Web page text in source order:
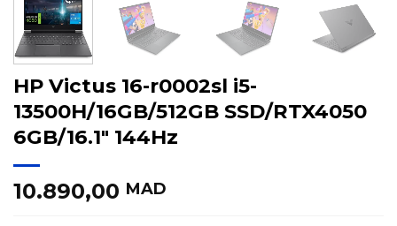
HP Victus 16-r0002sl i5-
13500H/16GB/512GB SSD/RTX4050
6GB/16.1″ 144Hz
10.890,00 MAD